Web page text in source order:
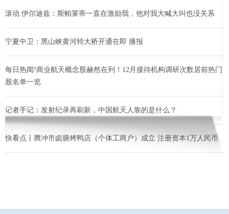
滚动:伊尔迪兹：斯帕莱蒂一直在激励我，他对我大喊大叫也没关系
宁夏中卫：黑山峡黄河特大桥开通在即 播报
每日热闻!商业航天概念股赫然在列！12月接待机构调研次数居前热门
股名单一览
记者手记：发射纪录再刷新，中国航天人靠的是什么？
快看点丨腾冲市卤膳烤鸭店（个体工商户）成立 注册资本1万人民币